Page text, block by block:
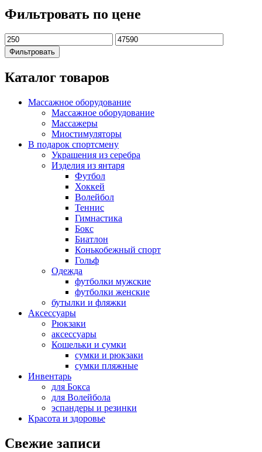
Фильтровать по цене
Фильтровать
Каталог товаров
Массажное оборудование
Массажное оборудование
Массажеры
Миостимуляторы
В подарок спортсмену
Украшения из серебра
Изделия из янтаря
Футбол
Хоккей
Волейбол
Теннис
Гимнастика
Бокс
Биатлон
Конькобежный спорт
Гольф
Одежда
футболки мужские
футболки женские
бутылки и фляжки
Аксессуары
Рюкзаки
аксессуары
Кошельки и сумки
сумки и рюкзаки
сумки пляжные
Инвентарь
для Бокса
для Волейбола
эспандеры и резинки
Красота и здоровье
Свежие записи